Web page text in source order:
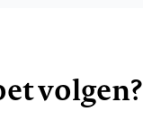
volgen?